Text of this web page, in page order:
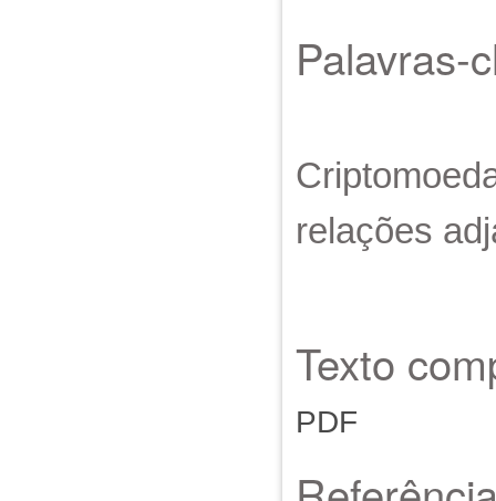
Palavras-
relações
Texto
PDF